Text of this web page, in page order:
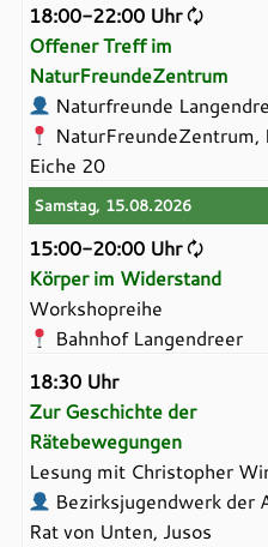
18:00-22:00 Uhr🗘
Offener Treff im
NaturFreundeZentrum
Naturfreunde
NaturFreundeZentrum,
Eiche 20
Samstag, 15.08.2026
15:00-20:00 Uhr🗘
Körper im Widerstand
Workshopreihe
Bahnhof Langendreer
18:30 Uhr
Zur Geschichte der
Rätebewegungen
Lesung mit Christopher
Bezirksjugendwerk der
Rat von Unten, Jusos